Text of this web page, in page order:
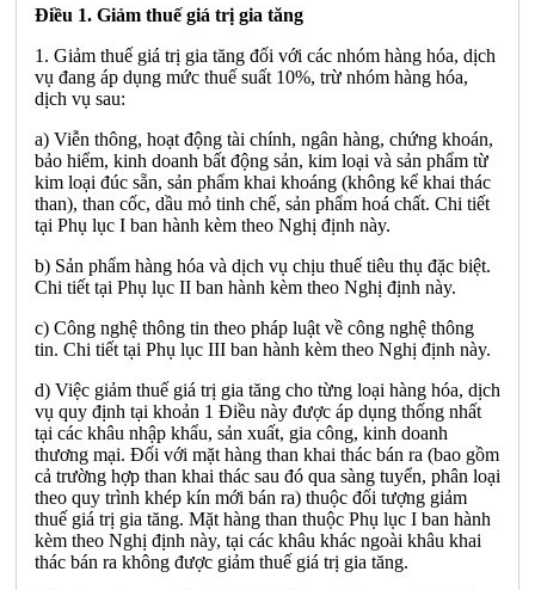
Điều 1. Giảm thuế giá trị gia tăng
1. Giảm thuế giá trị gia tăng đối với các nhóm hàng hóa, dịch
vụ đang áp dụng mức thuế suất 10%, trừ nhóm hàng hóa,
dịch vụ sau:
a) Viễn thông, hoạt động tài chính, ngân hàng, chứng khoán,
bảo hiểm, kinh doanh bất động sản, kim loại và sản phẩm từ
kim loại đúc sẵn, sản phẩm khai khoáng (không kể khai thác
than), than cốc, dầu mỏ tinh chế, sản phẩm hoá chất. Chi tiết
tại Phụ lục I ban hành kèm theo Nghị định này.
b) Sản phẩm hàng hóa và dịch vụ chịu thuế tiêu thụ đặc biệt.
Chi tiết tại Phụ lục II ban hành kèm theo Nghị định này.
c) Công nghệ thông tin theo pháp luật về công nghệ thông
tin. Chi tiết tại Phụ lục III ban hành kèm theo Nghị định này.
d) Việc giảm thuế giá trị gia tăng cho từng loại hàng hóa, dịch
vụ quy định tại khoản 1 Điều này được áp dụng thống nhất
tại các khâu nhập khẩu, sản xuất, gia công, kinh doanh
thương mại. Đối với mặt hàng than khai thác bán ra (bao gồm
cả trường hợp than khai thác sau đó qua sàng tuyển, phân loại
theo quy trình khép kín mới bán ra) thuộc đối tượng giảm
thuế giá trị gia tăng. Mặt hàng than thuộc Phụ lục I ban hành
kèm theo Nghị định này, tại các khâu khác ngoài khâu khai
thác bán ra không được giảm thuế giá trị gia tăng.